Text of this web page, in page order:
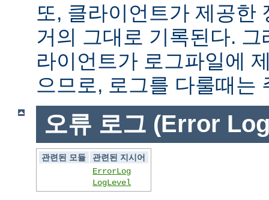
또, 클라이언트가 제공한
거의 그대로 기록된다.
라이언트가 로그파일에
으므로, 로그를 다룰때는
오류 로그 (Error
관련된 모듈
관련된 지시어
ErrorLog
LogLevel